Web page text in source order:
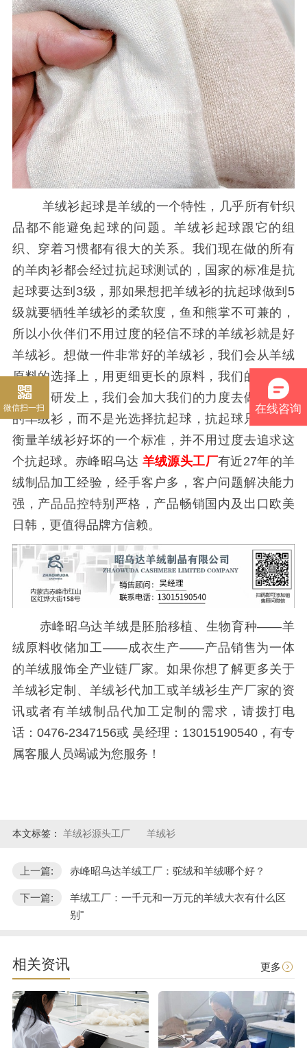
羊绒衫起球是羊绒的一个特性，几乎所有针织
品都不能避免起球的问题。羊绒衫起球跟它的组
织、穿着习惯都有很大的关系。我们现在做的所有
的羊肉衫都会经过抗起球测试的，国家的标准是抗
起球要达到3级，那如果想把羊绒衫的抗起球做到5
级就要牺牲羊绒衫的柔软度，鱼和熊掌不可兼的，
所以小伙伴们不用过度的轻信不球的羊绒衫就是好
羊绒衫。想做一件非常好的羊绒衫，我们会从羊绒
原料的选择上，用更细更长的原料，我们的制作工
艺上、研发上，我们会加大我们的力度去做一件好
的羊绒衫，而不是光选择抗起球，抗起球只是我们
衡量羊绒衫好坏的一个标准，并不用过度去追求这
个抗起球。赤峰昭乌达 羊绒源头工厂有近27年的羊
绒制品加工经验，经手客户多，客户问题解决能力
强，产品品控特别严格，产品畅销国内及出口欧美
日韩，更值得品牌方信赖。
赤峰昭乌达羊绒是胚胎移植、生物育种——羊
绒原料收储加工——成衣生产——产品销售为一体
的羊绒服饰全产业链厂家。如果你想了解更多关于
羊绒衫定制、羊绒衫代加工或羊绒衫生产厂家的资
讯或者有羊绒制品代加工定制的需求，请拨打电
话：0476-2347156或 吴经理：13015190540，有专
属客服人员竭诚为您服务！
本文标签： 羊绒衫源头工厂 羊绒衫
上一篇: 赤峰昭乌达羊绒工厂：驼绒和羊绒哪个好？
下一篇:
羊绒工厂：一千元和一万元的羊绒大衣有什么区
别"
相关资讯 更多
微信扫一扫 在线咨询